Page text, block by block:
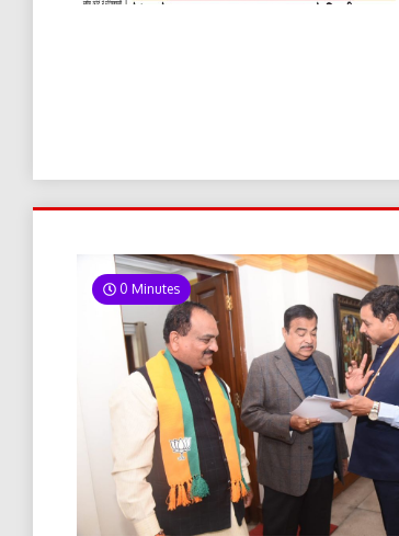
0 Minutes